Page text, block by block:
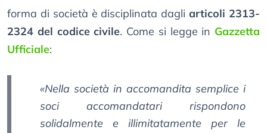
forma di società è disciplinata dagliarticoli 2313-
2324 del codice civile. Come si legge in Gazzetta
Ufficiale:
«Nella società in accomandita semplice i
soci accomandatari rispondono
solidalmente e illimitatamente per le